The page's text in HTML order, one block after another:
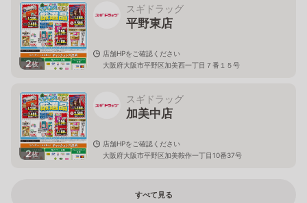
2枚
スギドラッグ
平野東店
店舗HPをご確認ください
大阪府大阪市平野区加美西一丁目７番１５号
2枚
スギドラッグ
加美中店
店舗HPをご確認ください
大阪府大阪市平野区加美鞍作一丁目10番37号
すべて見る